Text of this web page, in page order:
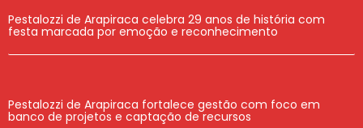
Pestalozzi de Arapiraca celebra 29 anos de história com
festa marcada por emoção e reconhecimento
Pestalozzi de Arapiraca fortalece gestão com foco em
banco de projetos e captação de recursos